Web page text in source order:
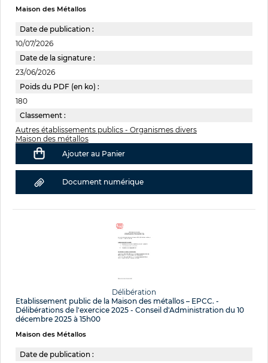
Maison des Métallos
Date de publication :
10/07/2026
Date de la signature :
23/06/2026
Poids du PDF (en ko) :
180
Classement :
Autres établissements publics - Organismes divers
Maison des métallos
Ajouter au Panier
Document numérique
Délibération
Etablissement public de la Maison des métallos – EPCC. -
Délibérations de l'exercice 2025 - Conseil d'Administration du 10
décembre 2025 à 15h00
Maison des Métallos
Date de publication :